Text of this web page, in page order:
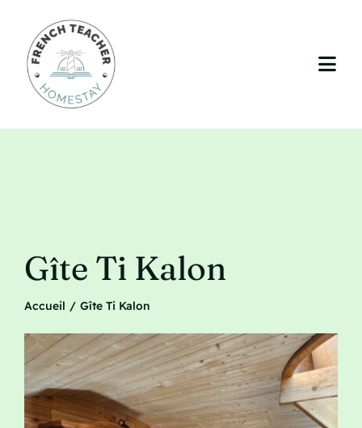
contenu
L’enseignement (optionnel)
Blog
Contact
Gîte Ti Kalon
Accueil Gîte Ti Kalon